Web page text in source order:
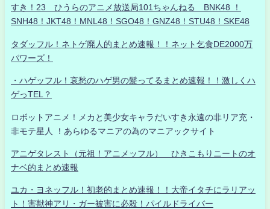
すき！23 ひうらのアニメ放送局101ちゃんねる BNK48 ！
SNH48！JKT48！MNL48！SGO48！GNZ48！STU48！SKE48
タダッフル！ネトゲ廃人的まとめ速報！！ネット乞食DE2000万
パワーズ！
・ハゲッフル！哀愁のハゲ男の髪ってるまとめ速報！！激しくハ
ゲっTEL？
ロボットアニメ！メカと美少女キャラだいすき永遠の非リア充・
非モテ星人 ！あらゆるマニアの為のマニアックサイト
アニゲタレスト（元祖！アニメッフル） ひきこもりニートのオ
ナベ的まとめ速報
ユカ・ヨネッフル！初老的まとめ速報！！大帝イタチにラリアッ
ト！害獣神アリ・ガー被害に必殺！パイルドライバー